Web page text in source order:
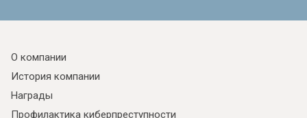
О компании
История компании
Награды
Профилактика киберпреступности